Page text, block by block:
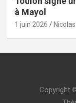
à Mayol
1 juin 2026
Copyright